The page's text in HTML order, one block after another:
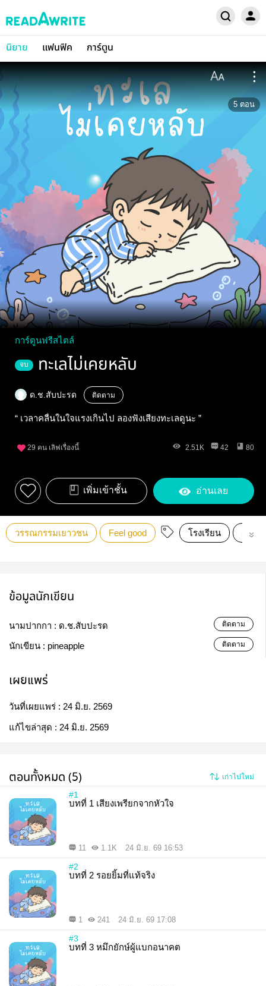
นิยาย แฟนฟิค การ์ตูน
5 ตอน
การ์ตูนฟรีสไตล์
จบ ทะเลไม่เคยหลับ
ด.ช.สับปะรด ติดตาม
“ เวลาคลื่นในใจแรงเกินไป ลองฟังเสียงทะเลดูนะ ”
29 คน เลิฟเรื่องนี้ 2.51K 42 80
เพิ่มเข้าชั้น อ่านเลย
วรรณกรรมเยาวชน Feel good โรงเรียน ผจญ
ข้อมูลนักเขียน
นามปากกา : ด.ช.สับปะรด ติดตาม
นักเขียน : pineapple ติดตาม
เผยแพร่
วันที่เผยแพร่ : 24 มิ.ย. 2569
แก้ไขล่าสุด : 24 มิ.ย. 2569
ตอนทั้งหมด (5) เก่าไปใหม่
#1
บทที่ 1 เสียงเพรียกจากหัวใจ
11 1.1K 24 มิ.ย. 69 16:53
#2
บทที่ 2 รอยยิ้มที่แท้จริง
1 241 24 มิ.ย. 69 17:08
#3
บทที่ 3 หมึกยักษ์ผู้แบกอนาคต